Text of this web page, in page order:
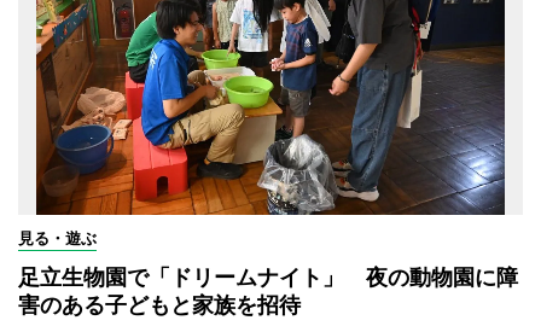
見る・遊ぶ
足立生物園で「ドリームナイト」 夜の動物園に障
害のある子どもと家族を招待